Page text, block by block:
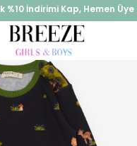
Yaz İndirimi, Hemen Al!
%10 İndirimi Kap, Hemen Üye
KIZ Pijama Takımları